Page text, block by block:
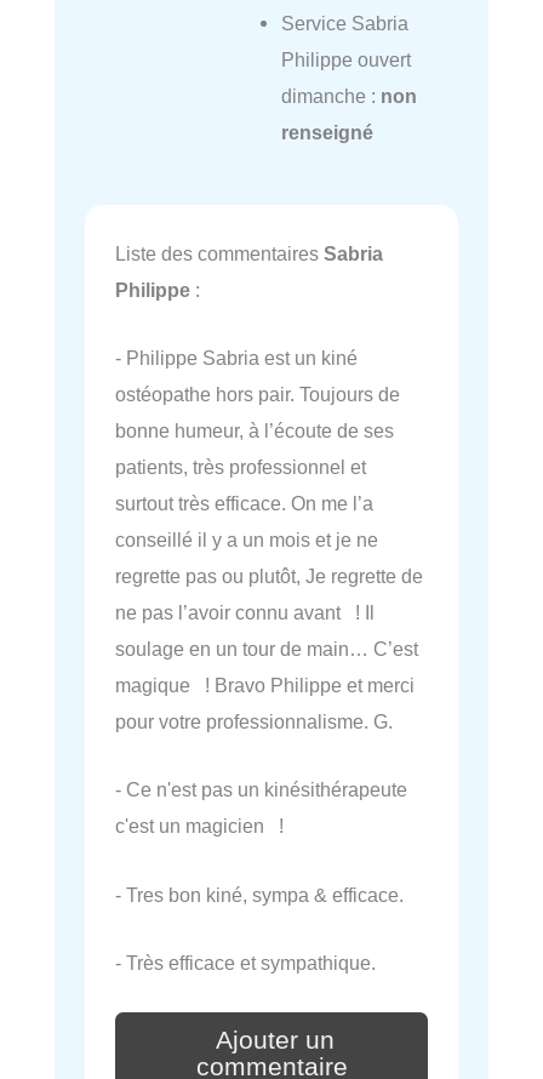
Service Sabria
Philippe ouvert
dimanche : non
renseigné
Liste des commentaires Sabria
Philippe :
- Philippe Sabria est un kiné
ostéopathe hors pair. Toujours de
bonne humeur, à l’écoute de ses
patients, très professionnel et
surtout très efficace. On me l’a
conseillé il y a un mois et je ne
regrette pas ou plutôt, Je regrette de
ne pas l’avoir connu avant ! Il
soulage en un tour de main… C’est
magique ! Bravo Philippe et merci
pour votre professionnalisme. G.
- Ce n'est pas un kinésithérapeute
c'est un magicien !
- Tres bon kiné, sympa & efficace.
- Très efficace et sympathique.
Ajouter un
commentaire